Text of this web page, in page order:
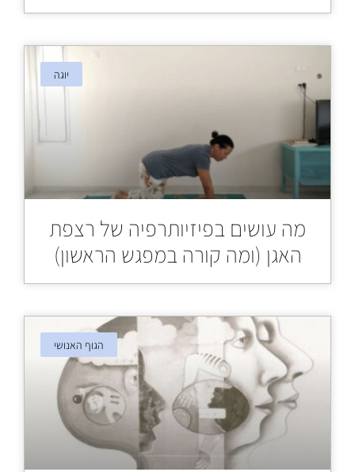
יוגה
מה עושים בפיזיותרפיה של רצפת
האגן (ומה קורה במפגש הראשון)
הגוף האנושי